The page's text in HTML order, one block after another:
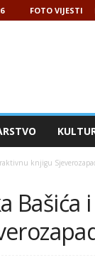
FOTO VIJESTI
knjigu
Bašića